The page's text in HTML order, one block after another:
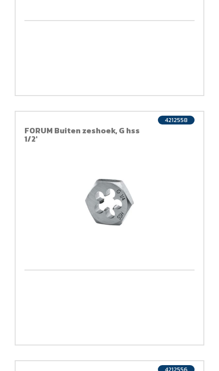
FORUM Buiten zeshoek, G hss
1/2'
4212558